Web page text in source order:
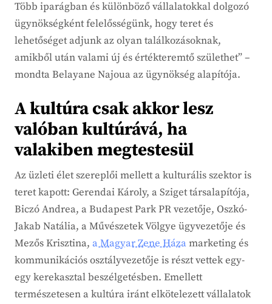
Több iparágban és különböző vállalatokkal dolgozó
ügynökségként felelősségünk, hogy teret és
lehetőséget adjunk az olyan találkozásoknak,
amikből után valami új és értékteremtő születhet” –
mondta Belayane Najoua az ügynökség alapítója.
A kultúra csak akkor lesz
valóban kultúrává, ha
valakiben megtestesül
Az üzleti élet szereplői mellett a kulturális szektor is
teret kapott: Gerendai Károly, a Sziget társalapítója,
Biczó Andrea, a Budapest Park PR vezetője, Oszkó-
Jakab Natália, a Művészetek Völgye ügyvezetője és
Mezős Krisztina, a Magyar Zene Házamarketing és
kommunikációs osztályvezetője is részt vettek egy-
egy kerekasztal beszélgetésben. Emellett
természetesen a kultúra iránt elkötelezett vállalatok